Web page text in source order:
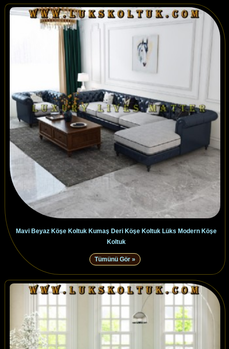
Mavi Beyaz Köşe Koltuk Kumaş Deri Köşe Koltuk Lüks Modern Köşe
Koltuk
Tümünü Gör »